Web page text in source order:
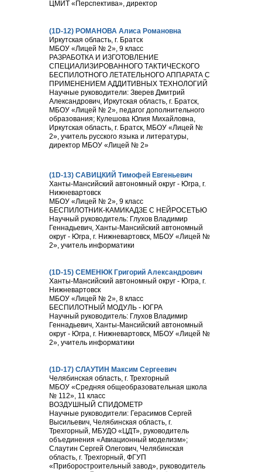
ЦМИТ «Перспектива», директор
(1D-12) РОМАНОВА Алиса Романовна
Иркутская область, г. Братск
МБОУ «Лицей № 2», 9 класс
РАЗРАБОТКА И ИЗГОТОВЛЕНИЕ
СПЕЦИАЛИЗИРОВАННОГО ТАКТИЧЕСКОГО
БЕСПИЛОТНОГО ЛЕТАТЕЛЬНОГО АППАРАТА С
ПРИМЕНЕНИЕМ АДДИТИВНЫХ ТЕХНОЛОГИЙ
Научные руководители: Зверев Дмитрий
Александрович, Иркутская область, г. Братск,
МБОУ «Лицей № 2», педагог дополнительного
образования; Кулешова Юлия Михайловна,
Иркутская область, г. Братск, МБОУ «Лицей №
2», учитель русского языка и литературы,
директор МБОУ «Лицей № 2»
(1D-13) САВИЦКИЙ Тимофей Евгеньевич
Ханты-Мансийский автономный округ - Югра, г.
Нижневартовск
МБОУ «Лицей № 2», 9 класс
БЕСПИЛОТНИК-КАМИКАДЗЕ С НЕЙРОСЕТЬЮ
Научный руководитель: Глухов Владимир
Геннадьевич, Ханты-Мансийский автономный
округ - Югра, г. Нижневартовск, МБОУ «Лицей №
2», учитель информатики
(1D-15) СЕМЕНЮК Григорий Александрович
Ханты-Мансийский автономный округ - Югра, г.
Нижневартовск
МБОУ «Лицей № 2», 8 класс
БЕСПИЛОТНЫЙ МОДУЛЬ - ЮГРА
Научный руководитель: Глухов Владимир
Геннадьевич, Ханты-Мансийский автономный
округ - Югра, г. Нижневартовск, МБОУ «Лицей №
2», учитель информатики
(1D-17) СЛАУТИН Максим Сергеевич
Челябинская область, г. Трехгорный
МБОУ «Средняя общеобразовательная школа
№ 112», 11 класс
ВОЗДУШНЫЙ СПИДОМЕТР
Научные руководители: Герасимов Сергей
Высильевич, Челябинская область, г.
Трехгорный, МБУДО «ЦДТ», руководитель
объединения «Авиационный моделизм»;
Слаутин Сергей Олегович, Челябинская
область, г. Трехгорный, ФГУП
«Приборостроительный завод», руководитель